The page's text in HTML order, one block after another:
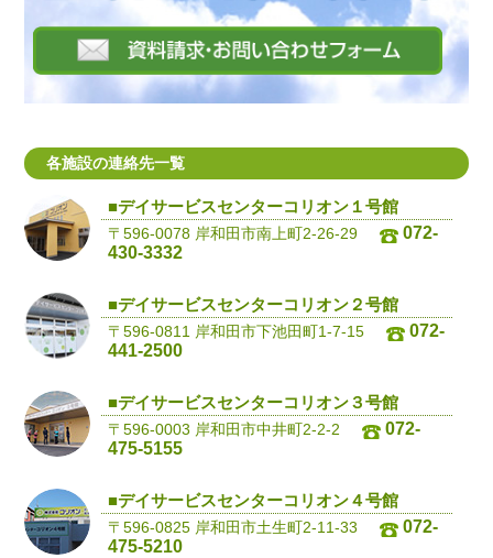
各施設の連絡先一覧
■デイサービスセンターコリオン１号館
〒596-0078 岸和田市南上町2-26-29
072-
430-3332
■デイサービスセンターコリオン２号館
〒596-0811 岸和田市下池田町1-7-15
072-
441-2500
■デイサービスセンターコリオン３号館
〒596-0003 岸和田市中井町2-2-2
072-
475-5155
■デイサービスセンターコリオン４号館
〒596-0825 岸和田市土生町2-11-33
072-
475-5210